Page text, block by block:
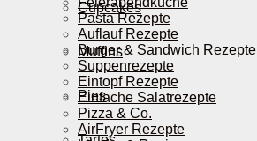
Cupcakes
Muffins
Pies
Pasta Rezepte
Auflauf Rezepte
Burger & Sandwich Rezepte
Suppenrezepte
Eintopf Rezepte
Einfache Salatrezepte
Pizza & Co.
AirFryer Rezepte